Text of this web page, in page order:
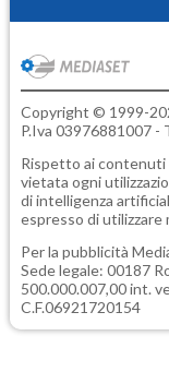
Copyright © 1999-
P.Iva 03976881007
Rispetto ai contenuti
vietata ogni
di intelligenza
espresso di utilizzare
Per la pubblicità
Sede legale: 00187
500.000.007,00 int.
C.F.06921720154